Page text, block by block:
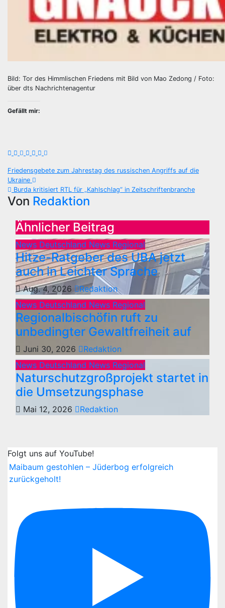
Bild: Tor des Himmlischen Friedens mit Bild von Mao Zedong / Foto:
über dts Nachrichtenagentur
Gefällt mir:
Beitragsnavigation
Friedensgebete zum Jahrestag des russischen Angriffs auf die
Ukraine
Burda kritisiert RTL für „Kahlschlag“ in Zeitschriftenbranche
Von Redaktion
Ähnlicher Beitrag
News Deutschland News Regional
Hitze-Ratgeber des UBA jetzt
auch in Leichter Sprache
Aug. 4, 2026
Redaktion
News Deutschland News Regional
Regionalbischöfin ruft zu
unbedingter Gewaltfreiheit auf
Juni 30, 2026
Redaktion
News Deutschland News Regional
Naturschutzgroßprojekt startet in
die Umsetzungsphase
Mai 12, 2026 Redaktion
Folgt uns auf YouTube!
Maibaum gestohlen – Jüderbog erfolgreich
zurückgeholt!